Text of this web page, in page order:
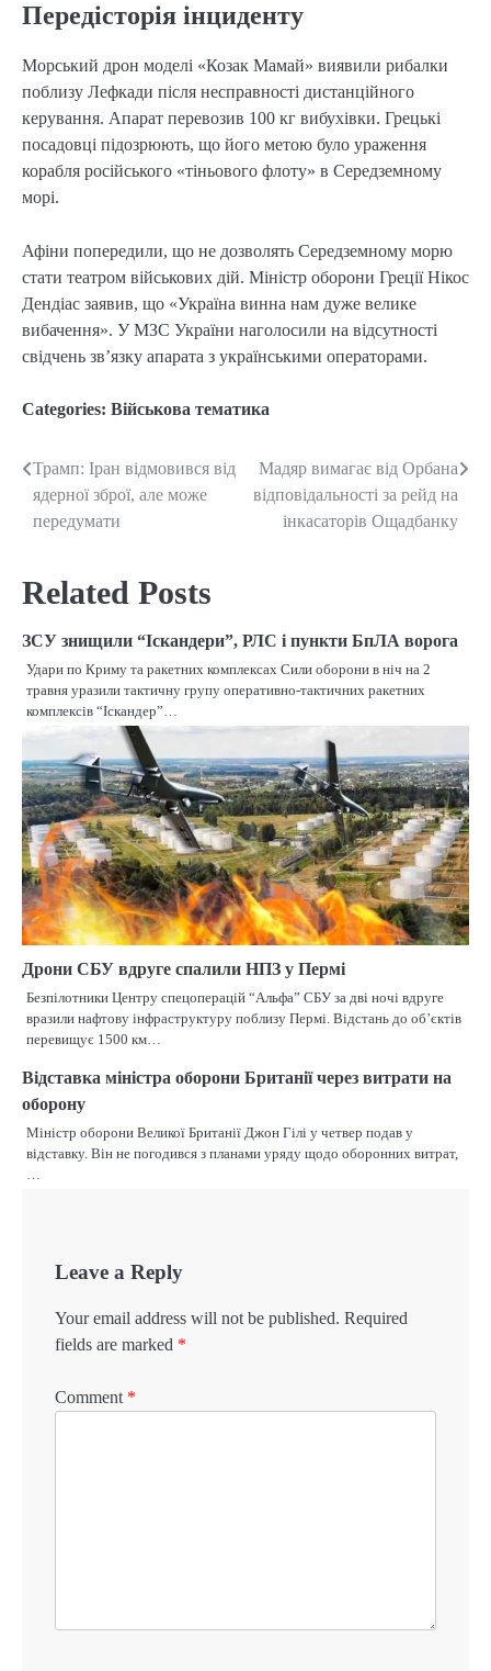
Передісторія інциденту
Морський дрон моделі «Козак Мамай» виявили рибалки
поблизу Лефкади після несправності дистанційного
керування. Апарат перевозив 100 кг вибухівки. Грецькі
посадовці підозрюють, що його метою було ураження
корабля російського «тіньового флоту» в Середземному
морі.
Афіни попередили, що не дозволять Середземному морю
стати театром військових дій. Міністр оборони Греції Нікос
Дендіас заявив, що «Україна винна нам дуже велике
вибачення». У МЗС України наголосили на відсутності
свідчень зв’язку апарата з українськими операторами.
Categories: Військова тематика
Post
navigation
Трамп: Іран відмовився від
ядерної зброї, але може
передумати
Мадяр вимагає від Орбана
відповідальності за рейд на
інкасаторів Ощадбанку
Related Posts
ЗСУ знищили “Іскандери”, РЛС і пункти БпЛА ворога
Удари по Криму та ракетних комплексах Сили оборони в ніч на 2
травня уразили тактичну групу оперативно-тактичних ракетних
комплексів “Іскандер”…
Дрони СБУ вдруге спалили НПЗ у Пермі
Безпілотники Центру спецоперацій “Альфа” СБУ за дві ночі вдруге
вразили нафтову інфраструктуру поблизу Пермі. Відстань до об’єктів
перевищує 1500 км…
Відставка міністра оборони Британії через витрати на
оборону
Міністр оборони Великої Британії Джон Гілі у четвер подав у
відставку. Він не погодився з планами уряду щодо оборонних витрат,
Leave a Reply
Your email address will not be published. Required
fields are marked *
Comment *